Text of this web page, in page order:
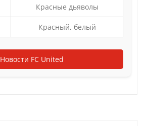
Красные дьяволы
Красный, белый
Новости FC United